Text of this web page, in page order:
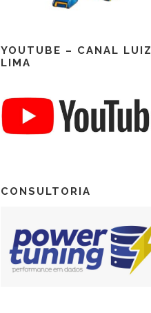
YOUTUBE – CANAL LUIZ
LIMA
CONSULTORIA